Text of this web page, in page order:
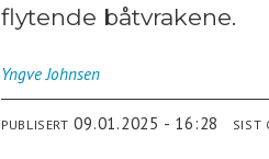
flytende båtvrakene.
Yngve Johnsen
PUBLISERT 09.01.2025 - 16:28 SIST